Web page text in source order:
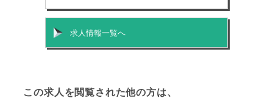
求人情報一覧へ
この求人を閲覧された他の方は、